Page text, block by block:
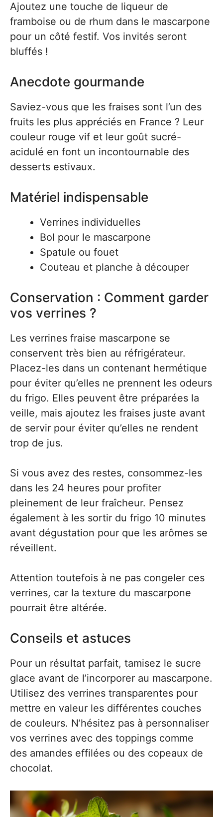
Ajoutez une touche de liqueur de
framboise ou de rhum dans le mascarpone
pour un côté festif. Vos invités seront
bluffés !
Anecdote gourmande
Saviez-vous que les fraises sont l’un des
fruits les plus appréciés en France ? Leur
couleur rouge vif et leur goût sucré-
acidulé en font un incontournable des
desserts estivaux.
Matériel indispensable
Verrines individuelles
Bol pour le mascarpone
Spatule ou fouet
Couteau et planche à découper
Conservation : Comment garder
vos verrines ?
Les verrines fraise mascarpone se
conservent très bien au réfrigérateur.
Placez-les dans un contenant hermétique
pour éviter qu’elles ne prennent les odeurs
du frigo. Elles peuvent être préparées la
veille, mais ajoutez les fraises juste avant
de servir pour éviter qu’elles ne rendent
trop de jus.
Si vous avez des restes, consommez-les
dans les 24 heures pour profiter
pleinement de leur fraîcheur. Pensez
également à les sortir du frigo 10 minutes
avant dégustation pour que les arômes se
réveillent.
Attention toutefois à ne pas congeler ces
verrines, car la texture du mascarpone
pourrait être altérée.
Conseils et astuces
Pour un résultat parfait, tamisez le sucre
glace avant de l’incorporer au mascarpone.
Utilisez des verrines transparentes pour
mettre en valeur les différentes couches
de couleurs. N’hésitez pas à personnaliser
vos verrines avec des toppings comme
des amandes effilées ou des copeaux de
chocolat.